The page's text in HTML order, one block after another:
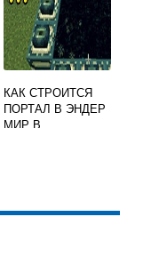
КАК СТРОИТСЯ
ПОРТАЛ В ЭНДЕР
МИР В